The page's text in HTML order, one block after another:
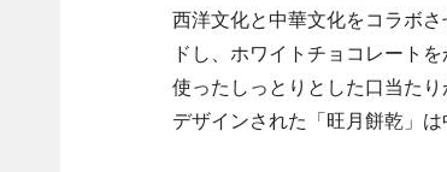
西洋文化と中華文化をコラボ
ドし、ホワイトチョコレート
使ったしっとりとした口当た
デザインされた「旺月餅乾」